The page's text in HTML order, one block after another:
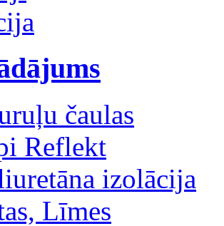
čaulas
Reflekt
izolācija
Līmes